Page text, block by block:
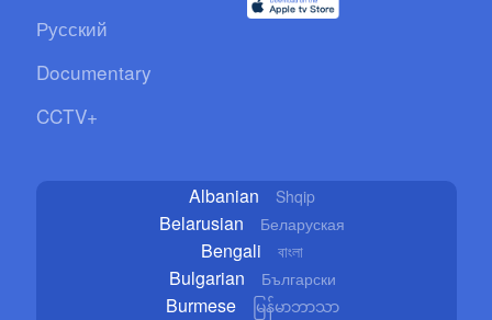
Русский
Documentary
CCTV+
Albanian Shqip
Belarusian Беларуская
Bengali বাংলা
Bulgarian Български
Burmese မြန်မာဘာသာ